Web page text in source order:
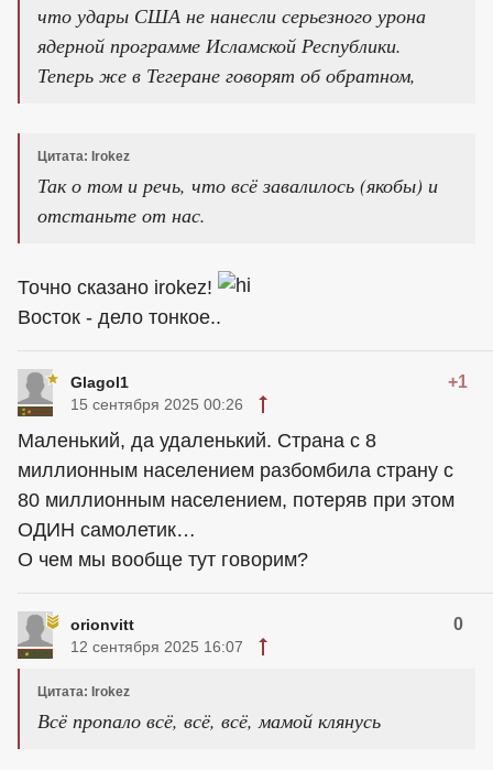
что удары США не нанесли серьезного урона
ядерной программе Исламской Республики.
Теперь же в Тегеране говорят об обратном,
Цитата: Irokez
Так о том и речь, что всё завалилось (якобы) и
отстаньте от нас.
Точно сказано irokez!
Восток - дело тонкое..
Glagol1 +1
15 сентября 2025 00:26
Маленький, да удаленький. Страна с 8
миллионным населением разбомбила страну с
80 миллионным населением, потеряв при этом
ОДИН самолетик…
О чем мы вообще тут говорим?
orionvitt 0
12 сентября 2025 16:07
Цитата: Irokez
Всё пропало всё, всё, всё, мамой клянусь